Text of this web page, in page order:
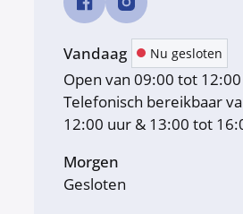
FacebookInstagram
Vandaag
Nu gesloten
Open van 09:00 tot 12:00
Telefonisch bereikbaar
12:00 uur & 13:00 tot
Morgen
Gesloten